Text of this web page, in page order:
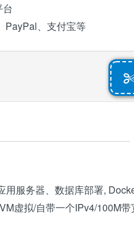
PayPal、支付宝等
服务器、数据库部署,
虚拟/自带一个IPv4/100M